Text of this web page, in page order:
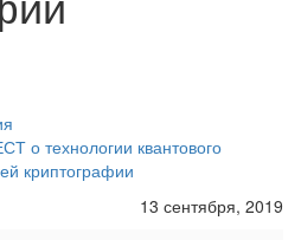
о технологии квантового
криптографии
13 сентября, 2019